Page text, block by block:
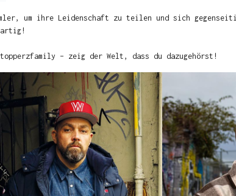
um ihre Leidenschaft zu teilen und sich
– zeig der Welt, dass du dazugehörst!